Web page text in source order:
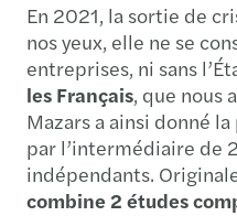
En 2021, la sortie de
nos yeux, elle ne se
entreprises, ni sans
les Français, que nous
Mazars a ainsi donné
par l’intermédiaire de
indépendants.
combine 2 études